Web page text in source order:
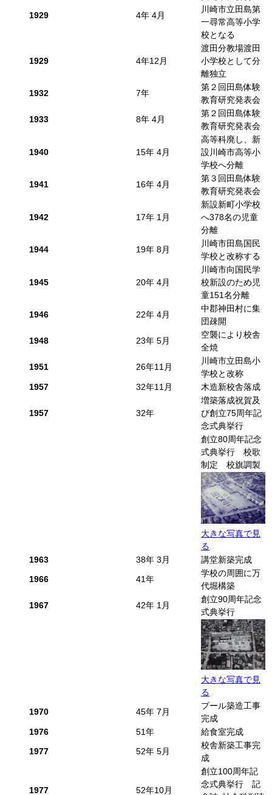
1929 4年 4月
川崎市立田島第
一尋常高等小学
校となる
1929 4年12月
渡田分教場渡田
小学校として分
離独立
1932
7年
第２回田島体験
教育研究発表会
1933
8年 4月
第２回田島体験
教育研究発表会
1940 15年 4月
高等科廃し、新
設川崎市高等小
学校へ分離
1941
16年 4月
第３回田島体験
教育研究発表会
1942 17年 1月
新設新町小学校
へ378名の児童
分離
1944
19年 8月
川崎市田島国民
学校と改称する
1945 20年 4月
川崎市向国民学
校新設のため児
童151名分離
1946
22年 4月
中郡神田村に集
団疎開
1948
23年 5月
空襲により校舎
全焼
1951
26年11月
川崎市立田島小
学校と改称
1957
32年11月 木造新校舎落成
1957 32年
増築落成祝賀及
び創立75周年記
念式典挙行
創立80周年記念
式典挙行 校歌
制定 校旗調製
大きな写真で見
る
1963
38年 3月
講堂新築完成
1966
41年
学校の周囲に万
代堀構築
1967
42年 1月
創立90周年記念
式典挙行
大きな写真で見
る
1970 45年 7月
プール築造工事
完成
1976
51年
給食室完成
1977
52年 5月
校舎新築工事完
成
1977 52年10月
創立100周年記
念式典挙行 記